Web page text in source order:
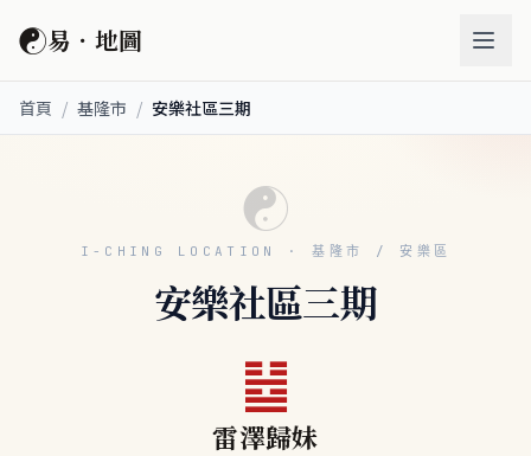
☯易．地圖
首頁 / 基隆市 / 安樂社區三期
☯
I-CHING LOCATION · 基隆市 / 安樂區
安樂社區三期
䷵
雷澤歸妹